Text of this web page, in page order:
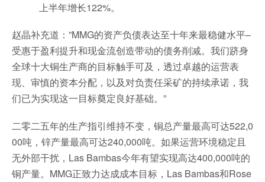
上半年增长122%。
赵晶补充道：”MMG的资产负债表达至十年来最稳健水平–
受惠于盈利提升和现金流创造带动的债务削减。我们跻身
全球十大铜生产商的目标触手可及，透过卓越的运营表
现、审慎的资本分配，以及对负责任采矿的持续承诺，我
们已为实现这一目标奠定良好基础。”
二零二五年的生产指引维持不变，铜总产量最高可达522,0
00吨，锌产量最高可达240,000吨。如果运营环境稳定且
无外部干扰，Las Bambas今年有望实现高达400,000吨的
铜产量。MMG正致力达成成本目标，Las Bambas和Rose